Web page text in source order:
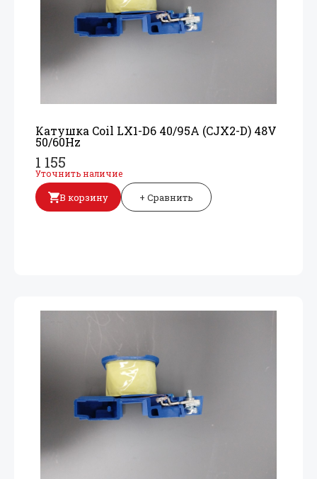
Катушка Coil LX1-D6 40/95A (CJX2-D) 48V
50/60Hz
1 155
Уточнить наличие
В корзину + Сравнить